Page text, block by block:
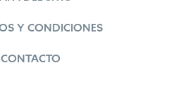
Y CONDICIONES
CONTACTO